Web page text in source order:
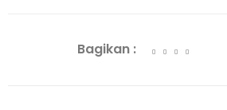
Bagikan :